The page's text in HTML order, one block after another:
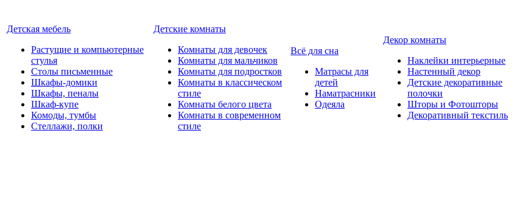
Детская мебель
Растущие и компьютерные
стулья
Столы письменные
Шкафы-домики
Шкафы, пеналы
Шкаф-купе
Комоды, тумбы
Стеллажи, полки
Детские комнаты
Комнаты для девочек
Комнаты для мальчиков
Комнаты для подростков
Комнаты в классическом
стиле
Комнаты белого цвета
Комнаты в современном
стиле
Всё для сна
Матрасы для
детей
Наматрасники
Одеяла
Декор комнаты
Наклейки интерьерные
Настенный декор
Детские декоративные
полочки
Шторы и Фотошторы
Декоративный текстиль